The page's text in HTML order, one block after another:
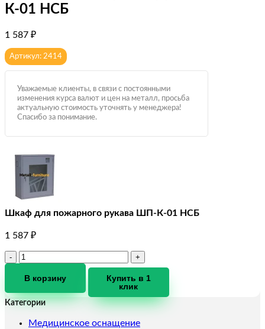
К-01 НСБ
1 587 ₽
Артикул: 2414
Уважаемые клиенты, в связи с постоянными
изменения курса валют и цен на металл, просьба
актуальную стоимость уточнять у менеджера!
Спасибо за понимание.
Шкаф для пожарного рукава ШП-К-01 НСБ
1 587 ₽
Количество
Шкаф
пожарного
ШП-
В корзину
Купить в 1
клик
Категории
Медицинское оснащение